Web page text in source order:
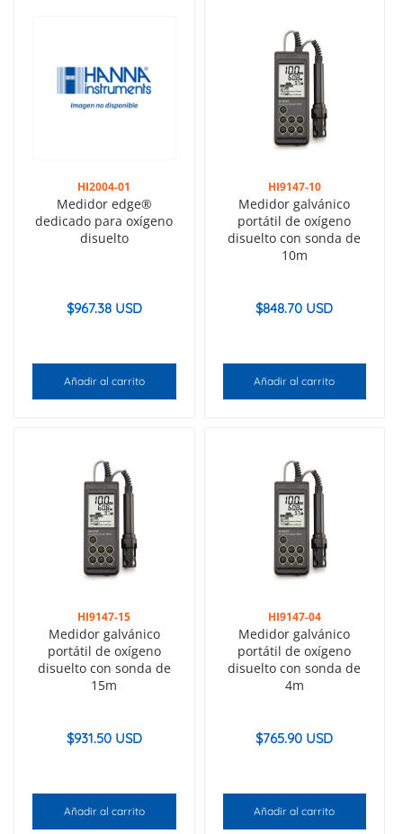
HI2004-01
Medidor edge®
dedicado para oxígeno
disuelto
$967.38 USD
Añadir al carrito
HI9147-10
Medidor galvánico
portátil de oxígeno
disuelto con sonda de
10m
$848.70 USD
Añadir al carrito
HI9147-15
Medidor galvánico
portátil de oxígeno
disuelto con sonda de
15m
$931.50 USD
Añadir al carrito
HI9147-04
Medidor galvánico
portátil de oxígeno
disuelto con sonda de
4m
$765.90 USD
Añadir al carrito